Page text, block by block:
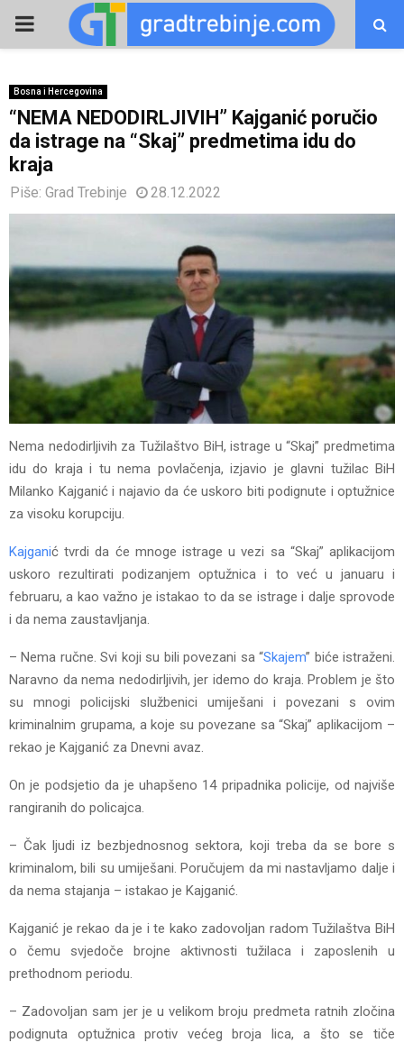
PRIMARY
Bosna i Hercegovina
“NEMA NEDODIRLJIVIH” Kajganić poručio
da istrage na “Skaj” predmetima idu do
kraja
Piše: Grad Trebinje 28.12.2022
Nema nedodirljivih za Tužilaštvo BiH, istrage u “Skaj” predmetima
idu do kraja i tu nema povlačenja, izjavio je glavni tužilac BiH
Milanko Kajganić i najavio da će uskoro biti podignute i optužnice
za visoku korupciju.
Kajganić tvrdi da će mnoge istrage u vezi sa “Skaj” aplikacijom
uskoro rezultirati podizanjem optužnica i to već u januaru i
februaru, a kao važno je istakao to da se istrage i dalje sprovode
i da nema zaustavljanja.
– Nema ručne. Svi koji su bili povezani sa “Skajem” biće istraženi.
Naravno da nema nedodirljivih, jer idemo do kraja. Problem je što
su mnogi policijski službenici umiješani i povezani s ovim
kriminalnim grupama, a koje su povezane sa “Skaj” aplikacijom –
rekao je Kajganić za Dnevni avaz.
On je podsjetio da je uhapšeno 14 pripadnika policije, od najviše
rangiranih do policajca.
– Čak ljudi iz bezbjednosnog sektora, koji treba da se bore s
kriminalom, bili su umiješani. Poručujem da mi nastavljamo dalje i
da nema stajanja – istakao je Kajganić.
Kajganić je rekao da je i te kako zadovoljan radom Tužilaštva BiH
o čemu svjedoče brojne aktivnosti tužilaca i zaposlenih u
prethodnom periodu.
– Zadovoljan sam jer je u velikom broju predmeta ratnih zločina
podignuta optužnica protiv većeg broja lica, a što se tiče